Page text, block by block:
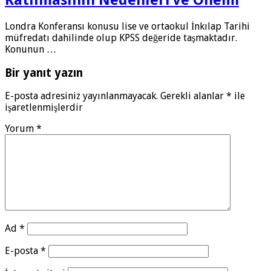
Londra Konferansı konusu lise ve ortaokul İnkılap Tarihi
müfredatı dahilinde olup KPSS değeride taşmaktadır.
Konunun …
Bir yanıt yazın
E-posta adresiniz yayınlanmayacak. Gerekli alanlar * ile
işaretlenmişlerdir
Yorum *
Ad *
E-posta *